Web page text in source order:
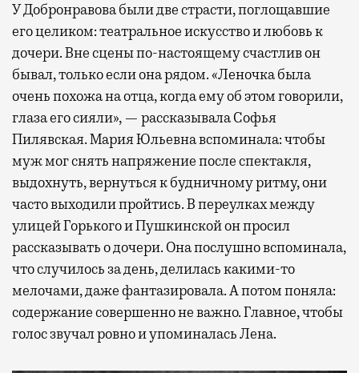
У Добронравова были две страсти, поглощавшие
его целиком: театральное искусство и любовь к
дочери. Вне сцены по-настоящему счастлив он
бывал, только если она рядом. «Леночка была
очень похожа на отца, когда ему об этом говорили,
глаза его сияли», — рассказывала Софья
Пилявская. Мария Юльевна вспоминала: чтобы
муж мог снять напряжение после спектакля,
выдохнуть, вернуться к будничному ритму, они
часто выходили пройтись. В переулках между
улицей Горького и Пушкинской он просил
рассказывать о дочери. Она послушно вспоминала,
что случилось за день, делилась какими-то
мелочами, даже фантазировала. А потом поняла:
содержание совершенно не важно. Главное, чтобы
голос звучал ровно и упоминалась Лена.